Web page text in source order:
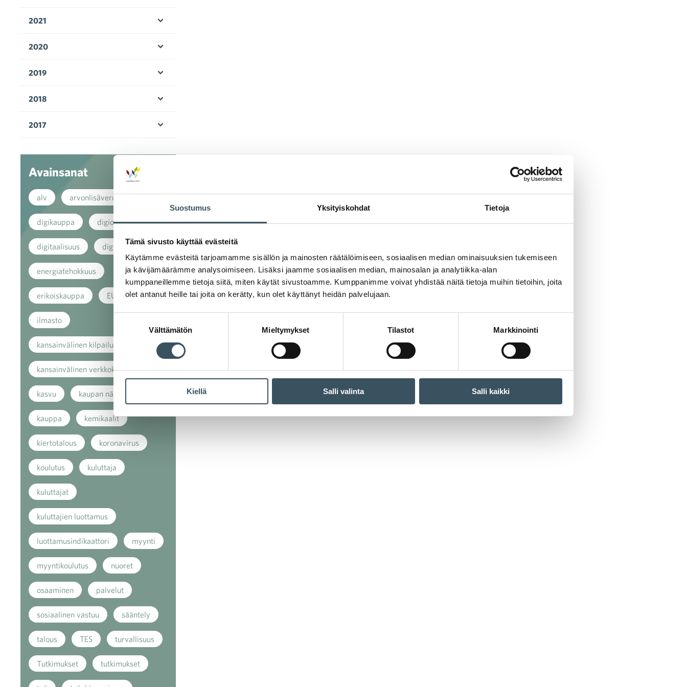
Suostumus Yksityiskohdat Tietoja
Tämä sivusto käyttää evästeitä
Käytämme evästeitä tarjoamamme sisällön ja mainosten räätälöimiseen, sosiaalisen median ominaisuuksien tukemiseen
ja kävijämäärämme analysoimiseen. Lisäksi jaamme sosiaalisen median, mainosalan ja analytiikka-alan
kumppaneillemme tietoja siitä, miten käytät sivustoamme. Kumppanimme voivat yhdistää näitä tietoja muihin tietoihin, joita
olet antanut heille tai joita on kerätty, kun olet käyttänyt heidän palvelujaan.
Välttämätön Mieltymykset Tilastot Markkinointi
Kiellä Salli valinta Salli kaikki
2021
2020
2019
2018
2017
Avainsanat
alv arvonlisävero
digikauppa digiostaminen
digitaalisuus digitalisaatio
energiatehokkuus
erikoiskauppa EU
ilmasto
kansainvälinen kilpailu
kansainvälinen verkkokauppa
kasvu kaupan näkymät
kauppa kemikaalit
kiertotalous koronavirus
koulutus kuluttaja
kuluttajat
kuluttajien luottamus
luottamusindikaattori myynti
myyntikoulutus nuoret
osaaminen palvelut
sosiaalinen vastuu sääntely
talous TES turvallisuus
Tutkimukset tutkimukset